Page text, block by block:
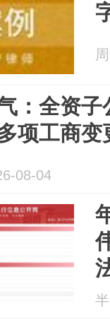
：全资
项工商
08-04